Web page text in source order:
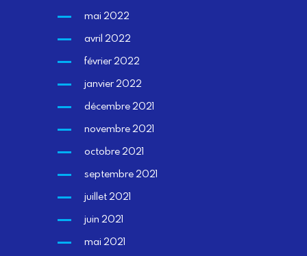
mai 2022
avril 2022
février 2022
janvier 2022
décembre 2021
novembre 2021
octobre 2021
septembre 2021
juillet 2021
juin 2021
mai 2021